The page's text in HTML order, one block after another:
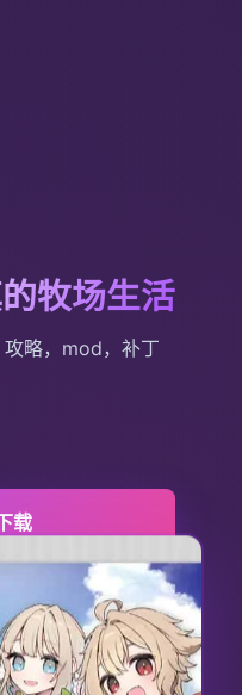
牧场生活
略，mod，补丁
载